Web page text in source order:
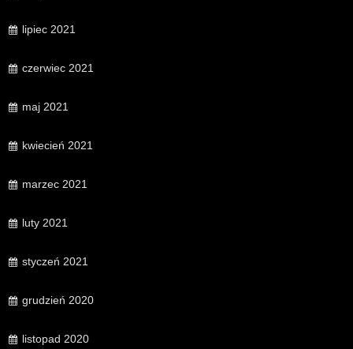
lipiec 2021
czerwiec 2021
maj 2021
kwiecień 2021
marzec 2021
luty 2021
styczeń 2021
grudzień 2020
listopad 2020